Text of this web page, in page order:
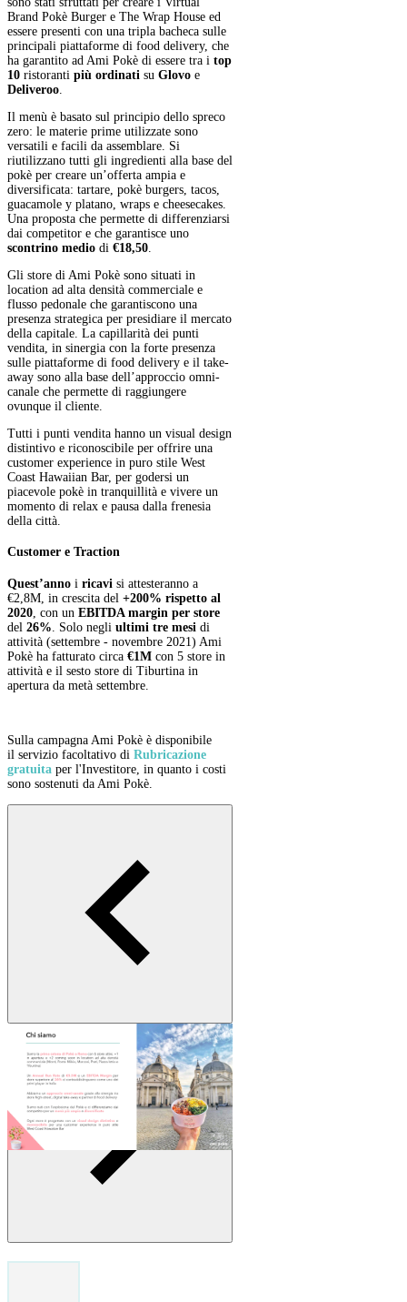
Brand Pokè Burger e The Wrap House ed
essere presenti con una tripla bacheca sulle
principali piattaforme di food delivery, che
ha garantito ad Ami Pokè di essere tra i top
10 ristoranti più ordinati su Glovo e
Deliveroo
Il menù è basato sul principio dello spreco
zero: le materie prime utilizzate sono
versatili e facili da assemblare. Si
riutilizzano tutti gli ingredienti alla base del
pokè per creare un’offerta ampia e
diversificata: tartare, pokè burgers, tacos,
guacamole y platano, wraps e cheesecakes.
Una proposta che permette di differenziarsi
dai competitor e che garantisce uno
scontrino medio di €18,50
Gli store di Ami Pokè sono situati in
location ad alta densità commerciale e
flusso pedonale che garantiscono una
presenza strategica per presidiare il mercato
della capitale. La capillarità dei punti
vendita, in sinergia con la forte presenza
sulle piattaforme di food delivery e il take-
away sono alla base dell’approccio omni-
canale che permette di raggiungere
ovunque il cliente.
Tutti i punti vendita hanno un visual design
distintivo e riconoscibile per offrire una
customer experience in puro stile West
Coast Hawaiian Bar, per godersi un
piacevole pokè in tranquillità e vivere un
momento di relax e pausa dalla frenesia
della città.
Customer e Traction
Quest’anno i ricavi si attesteranno a
€2,8M, in crescita del +200% rispetto al
2020 , con un EBITDA margin per store
del 26% . Solo negli ultimi tre mesi di
attività (settembre - novembre 2021) Ami
Pokè ha fatturato circa €1M con 5 store in
attività e il sesto store di Tiburtina in
apertura da metà settembre.
Sulla campagna Ami Pokè è disponibile
il servizio facoltativo di Rubricazione
gratuita per l'Investitore, in quanto i costi
sono sostenuti da Ami Pokè.